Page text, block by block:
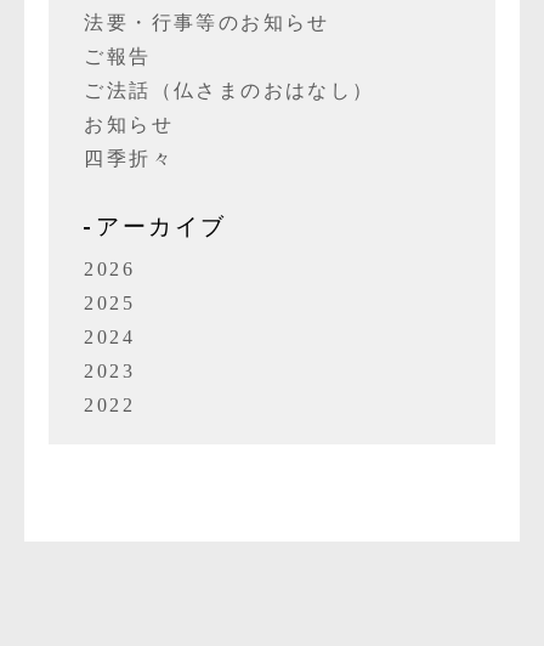
法要・行事等のお知らせ
ご報告
ご法話（仏さまのおはなし）
お知らせ
四季折々
アーカイブ
2026
2025
2024
2023
2022